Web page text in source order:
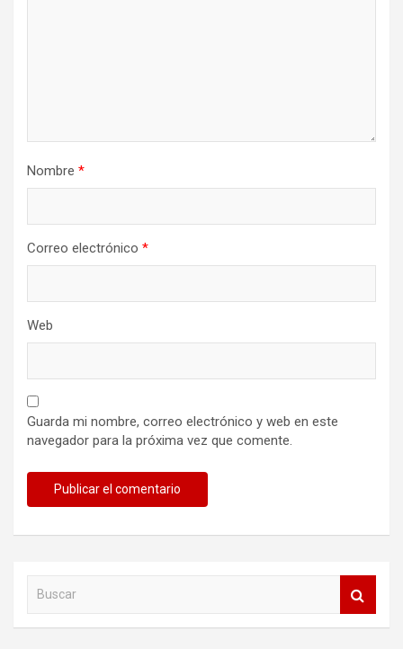
Nombre *
Correo electrónico *
Web
Guarda mi nombre, correo electrónico y web en este
navegador para la próxima vez que comente.